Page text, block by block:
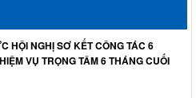
HỘI NGHỊ SƠ KẾT CÔNG TÁC 6
VỤ TRỌNG TÂM 6 THÁNG CUỐI